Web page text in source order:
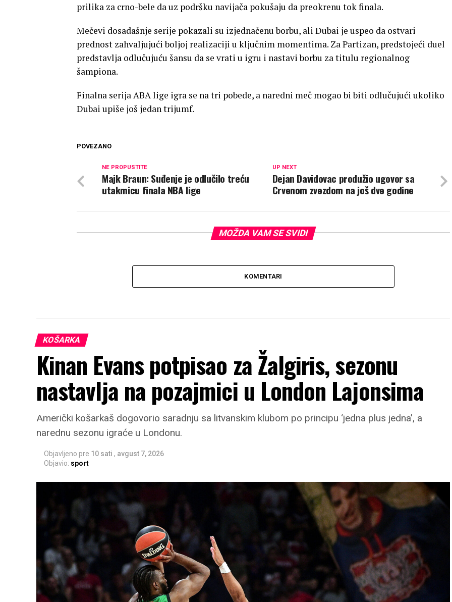
prilika za crno-bele da uz podršku navijača pokušaju da preokrenu tok finala.
Mečevi dosadašnje serije pokazali su izjednačenu borbu, ali Dubai je uspeo da ostvari
prednost zahvaljujući boljoj realizaciji u ključnim momentima. Za Partizan, predstojeći duel
predstavlja odlučujuću šansu da se vrati u igru i nastavi borbu za titulu regionalnog
šampiona.
Finalna serija ABA lige igra se na tri pobede, a naredni meč mogao bi biti odlučujući ukoliko
Dubai upiše još jedan trijumf.
POVEZANO
UP NEXT
Dejan Davidovac produžio ugovor sa
Crvenom zvezdom na još dve godine
NE PROPUSTITE
Majk Braun: Suđenje je odlučilo treću
utakmicu finala NBA lige
MOŽDA VAM SE SVIDI
KOMENTARI
KOŠARKA
Kinan Evans potpisao za Žalgiris, sezonu
nastavlja na pozajmici u London Lajonsima
Američki košarkaš dogovorio saradnju sa litvanskim klubom po principu ‘jedna plus jedna’, a
narednu sezonu igraće u Londonu.
Objavljeno pre 10 sati , avgust 7, 2026
Objavio: sport